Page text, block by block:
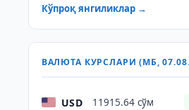
Кўпроқ янгиликлар →
ВАЛЮТА КУРСЛАРИ (МБ,
USD 11915.64 сўм